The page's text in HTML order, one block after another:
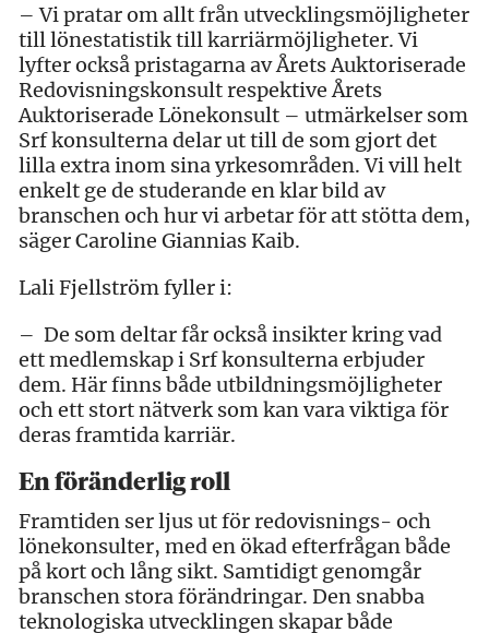
– Vi pratar om allt från utvecklingsmöjligheter
till lönestatistik till karriärmöjligheter. Vi
lyfter också pristagarna av Årets Auktoriserade
Redovisningskonsult respektive Årets
Auktoriserade Lönekonsult – utmärkelser som
Srf konsulterna delar ut till de som gjort det
lilla extra inom sina yrkesområden. Vi vill helt
enkelt ge de studerande en klar bild av
branschen och hur vi arbetar för att stötta dem,
säger Caroline Giannias Kaib.
Lali Fjellström fyller i:
– De som deltar får också insikter kring vad
ett medlemskap i Srf konsulterna erbjuder
dem. Här finns både utbildningsmöjligheter
och ett stort nätverk som kan vara viktiga för
deras framtida karriär.
En föränderlig roll
Framtiden ser ljus ut för redovisnings- och
lönekonsulter, med en ökad efterfrågan både
på kort och lång sikt. Samtidigt genomgår
branschen stora förändringar. Den snabba
teknologiska utvecklingen skapar både